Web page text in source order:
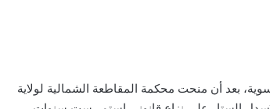
من التسوية، بعد أن منحت محكمة المقاطعة الشمالية لولاية